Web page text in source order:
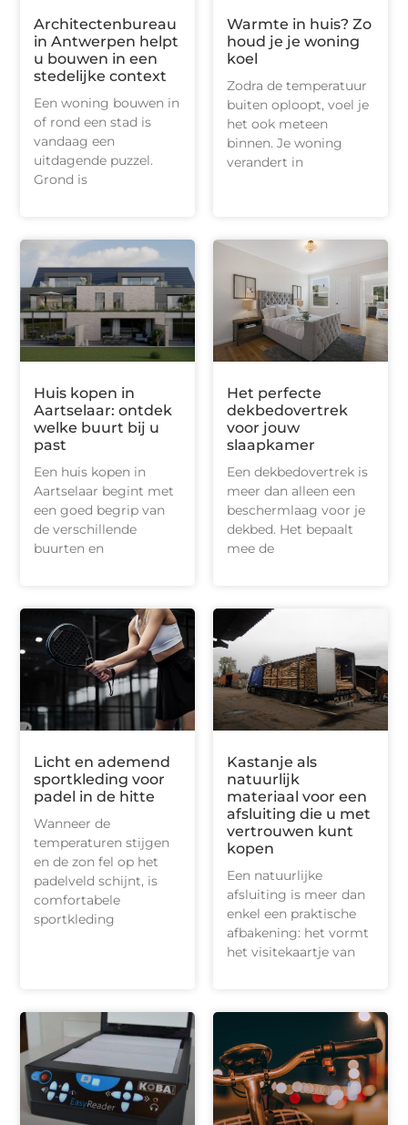
Architectenbureau
in Antwerpen helpt
u bouwen in een
stedelijke context
Een woning bouwen in
of rond een stad is
vandaag een
uitdagende puzzel.
Grond is
Warmte in huis? Zo
houd je je woning
koel
Zodra de temperatuur
buiten oploopt, voel je
het ook meteen
binnen. Je woning
verandert in
Huis kopen in
Aartselaar: ontdek
welke buurt bij u
past
Een huis kopen in
Aartselaar begint met
een goed begrip van
de verschillende
buurten en
Het perfecte
dekbedovertrek
voor jouw
slaapkamer
Een dekbedovertrek is
meer dan alleen een
beschermlaag voor je
dekbed. Het bepaalt
mee de
Licht en ademend
sportkleding voor
padel in de hitte
Wanneer de
temperaturen stijgen
en de zon fel op het
padelveld schijnt, is
comfortabele
sportkleding
Kastanje als
natuurlijk
materiaal voor een
afsluiting die u met
vertrouwen kunt
kopen
Een natuurlijke
afsluiting is meer dan
enkel een praktische
afbakening: het vormt
het visitekaartje van